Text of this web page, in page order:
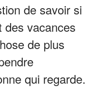
de savoir si
des vacances
de plus
qui regarde.